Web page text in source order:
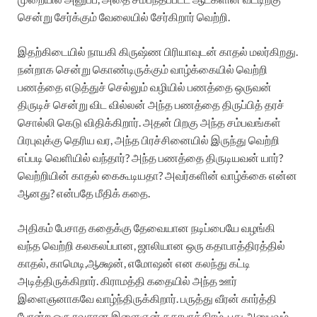
சென்று சேர்க்கும் வேலையில் சேர்கிறார் வெற்றி.
இதற்கிடையில் நாயகி கிருஷ்ண பிரியாவுடன் காதல் மலர்கிறது.
நன்றாக சென்று கொண்டிருக்கும் வாழ்க்கையில் வெற்றி
பணத்தை எடுத்துச் செல்லும் வழியில் பணத்தை ஒருவன்
திருடிச் சென்று விட வில்லன் அந்த பணத்தை திருப்பித் தரச்
சொல்லி கெடு விதிக்கிறார். அதன் பிறகு அந்த சம்பவங்கள்
பிரபுவுக்கு தெரிய வர, அந்த பிரச்சினையில் இருந்து வெற்றி
எப்படி வெளியில் வந்தார்? அந்த பணத்தை திருடியவன் யார்?
வெற்றியின் காதல் கைகூடியதா? அவர்களின் வாழ்க்கை என்ன
ஆனது? என்பதே மீதிக் கதை.
அதிகம் பேசாத கதைக்கு தேவையான நடிப்பையே வழங்கி
வந்த வெற்றி கலகலப்பான, ஜாலியான ஒரு கதாபாத்திரத்தில்
காதல், காமெடி,ஆக்ஷன், எமோஷன் என கலந்து கட்டி
அடித்திருக்கிறார். கிராமத்தி கதையில் அந்த ஊர்
இளைஞனாகவே வாழ்ந்திருக்கிறார். பருத்து வீரன் கார்த்தி